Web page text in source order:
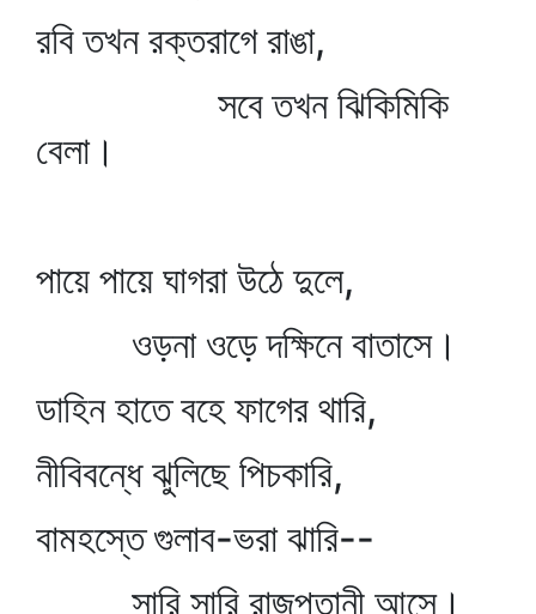
রবি তখন রক্তরাগে রাঙা,
সবে তখন ঝিকিমিকি
বেলা।
পায়ে পায়ে ঘাগরা উঠে দুলে,
ওড়না ওড়ে দক্ষিনে বাতাসে।
ডাহিন হাতে বহে ফাগের থারি,
নীবিবন্ধে ঝুলিছে পিচকারি,
বামহস্তে গুলাব-ভরা ঝারি--
সারি সারি রাজপুতানী আসে।